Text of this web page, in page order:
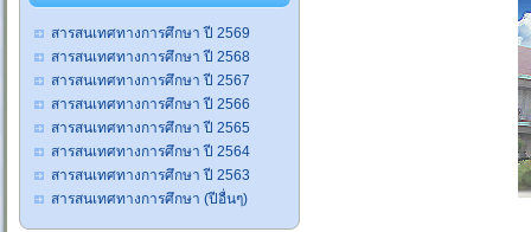
สารสนเทศทางการศึกษา ปี 2569
สารสนเทศทางการศึกษา ปี 2568
สารสนเทศทางการศึกษา ปี 2567
สารสนเทศทางการศึกษา ปี 2566
สารสนเทศทางการศึกษา ปี 2565
สารสนเทศทางการศึกษา ปี 2564
สารสนเทศทางการศึกษา ปี 2563
สารสนเทศทางการศึกษา (ปีอื่นๆ)